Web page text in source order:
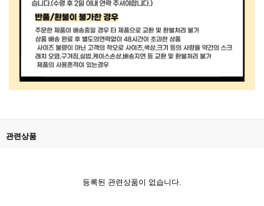
관련상품
등록된 관련상품이 없습니다.